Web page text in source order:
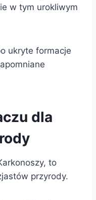
w tym urokliwym
ukryte formacje
dla
to
przyrody.